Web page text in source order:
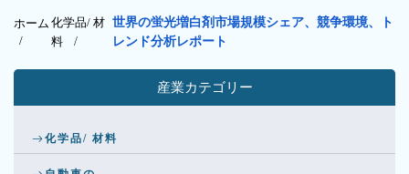
ホーム
/
化学品/ 材
料/
世界の蛍光増白剤市場規模シェア、競争環境、ト
レンド分析レポート
産業カテゴリー
化学品/ 材料